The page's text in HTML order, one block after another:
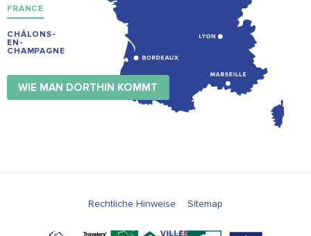
FRANCE
CHÂLONS-
EN-
CHAMPAGNE
WIE MAN DORTHIN KOMMT
Rechtliche Hinweise Sitemap